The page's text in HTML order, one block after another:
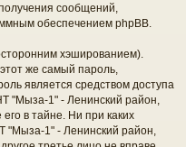
сообщений,
обеспечением phpBB.
хэшированием).
же самый пароль,
является средством доступа
"Мыза-1" - Ленинский район,
в тайне. Ни при каких
"Мыза-1" - Ленинский район,